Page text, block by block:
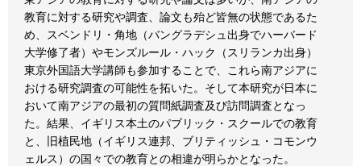
教育に対する研究や調査、論文も殆ど皆無の状態であるた
め、スベンドリ・角地（バングラデシュ出身でハーバード
大学修了者）やモンズルール・ハック（スリランカ出身）
東京外国語大学講師も参加することで、これら南アジアに
おける研究調査の可能性を拓いた。そして本研究が日本に
おいて南アジアの最初の質問紙調査及び訪問調査となっ
た。結果、イギリス本土のパブリック・スクールでの教育
と、旧植民地（イギリス連邦、ブリティッシュ・コモンウ
ェルス）の国々での教育との相違が明らかとなった。